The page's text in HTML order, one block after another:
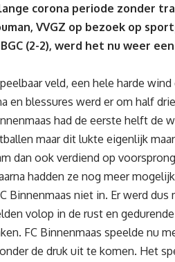
corona periode zonder
VVGZ op bezoek op
(2-2), werd het nu weer
veld, een hele harde
en blessures werd er om half
had de eerste helft de
maar dit lukte eigenlijk
dan ook verdiend op
hadden ze nog meer
Binnenmaas niet in. Er werd
volop in de rust en
FC Binnenmaas speelde nu
de druk uit te komen. Het